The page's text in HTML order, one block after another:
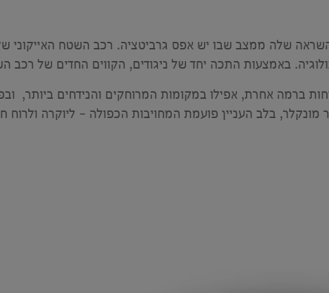
שלה ממצב שבו יש אפס גרביטציה. רכב השטח האייקוני
באמצעות התכה יחד של ניגודים, הקווים החדים של
ברמה אחרת, אפילו במקומות המרוחקים והנידחים ביותר,
בלב העניין פועמת המחויבות הכפולה – ליוקרה ולרוח